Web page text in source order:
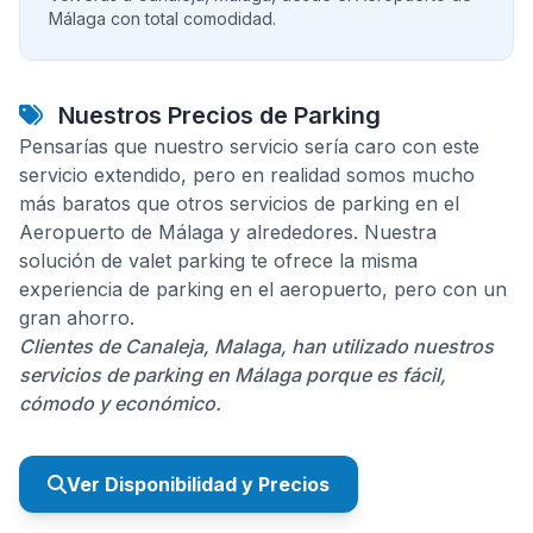
Málaga con total comodidad.
Nuestros Precios de Parking
Pensarías que nuestro servicio sería caro con este
servicio extendido, pero en realidad somos mucho
más baratos que otros servicios de parking en el
Aeropuerto de Málaga y alrededores. Nuestra
solución de valet parking te ofrece la misma
experiencia de parking en el aeropuerto, pero con un
gran ahorro.
Clientes de Canaleja, Malaga, han utilizado nuestros
servicios de parking en Málaga porque es fácil,
cómodo y económico.
Ver Disponibilidad y Precios